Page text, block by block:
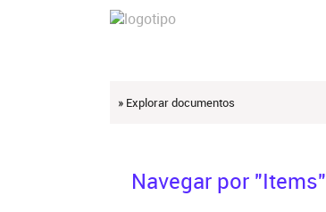
» Explorar documentos
Navegar por "Items"